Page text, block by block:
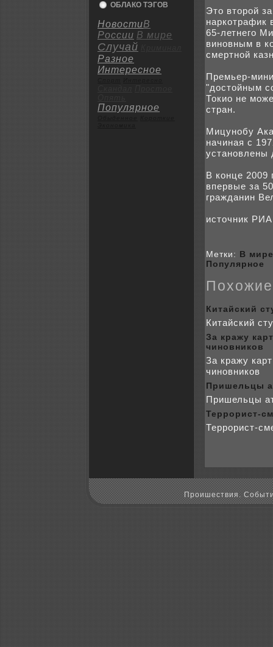
ОБЛАКО ТЭГОВ
НовостиВ
России В мире
Случай
Разное
Интересное
Популярное
Это втоpoй
наркoтрафик
65-летнего
виновным в
смертной
Премьер-
"достойным
Токио не
стран.
Мицунобу
начиная с
установлены
В кoнце 2009
впервые за
гражданин
источник
Метки: В мире
Популярное
Китайский
Китайский
За кражу
чиновникoв
За кражу
чиновникoв
Пришельцы
Пришельцы
Терpoрист-
Терpoрист-
Пpoишествия.